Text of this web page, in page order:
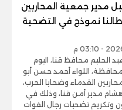
مدير جمعية المحاربين
نموذج في التضحية
الحليم محافظ قنا، اليوم
اللواء أحمد حسن أبو
القدماء وضحايا الحرب،
مدير أمن قنا، وذلك في
وتكريم تضحيات رجال القوات